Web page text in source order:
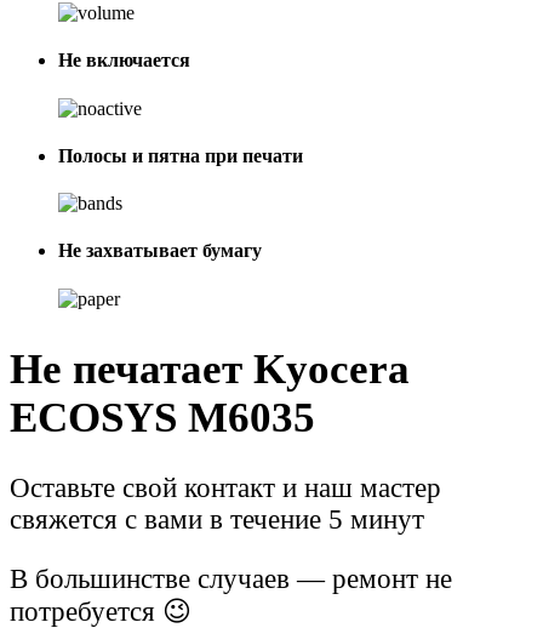
Не включается
Полосы и пятна при печати
Не захватывает бумагу
Не печатает Kyocera
ECOSYS M6035
Оставьте свой контакт и наш мастер
свяжется с вами в течение 5 минут
В большинстве случаев — ремонт не
потребуется 😉